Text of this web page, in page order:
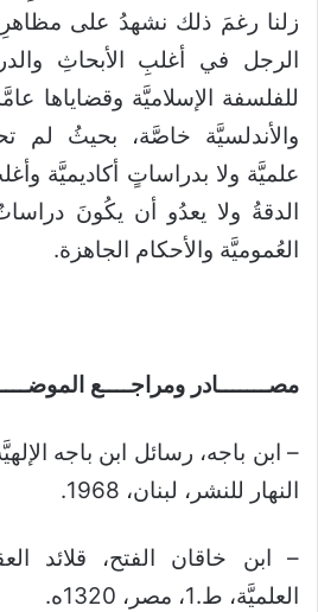
زلنا رغمَ ذلك نشهدُ على مظاهرِ
الرجل في أغلبِ الأبحاثِ
للفلسفة الإسلاميَّة وقضاياها
والأندلسيَّة خاصَّة، بحيثُ لم
علميَّة ولا بدراساتٍ أكاديميَّة
الدقةُ ولا يعدُو أن يكُونَ
العُموميَّة والأحكام الجاهزة.
مصـــــــادر ومراجــــع
– ابن باجه، رسائل ابن باجه
النهار للنشر، لبنان، 1968.
– ابن خاقان الفتح، قلائد
العلميَّة، ط.1، مصر، 1320ه.